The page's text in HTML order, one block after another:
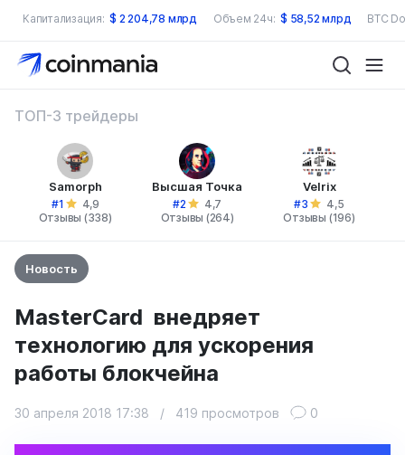
Капитализация: $ 2 204,78 млрд Объем 24ч: $ 58,52 млрд BTC
ТОП-3 трейдеры
Samorph
#1
4,9
Отзывы (338)
Высшая Точка
#2
4,7
Отзывы (264)
Velrix
#3
4,5
Отзывы (196)
Новость
MasterCard внедряет
технологию для ускорения
работы блокчейна
30 апреля 2018 17:38 / 419 просмотров 0